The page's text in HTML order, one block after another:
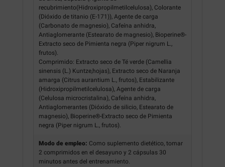
recubrimiento(Hidroxipropilmetilcelulosa), Colorante
(Dióxido de titanio (E-171)), Agente de carga
(Carbonato de magnesio), Cafeína anhidra,
Antiaglomerante (Estearato de magnesio), Bioperine®-
Extracto seco de Pimienta negra (Piper nigrum L.,
frutos).
Comprimido: Extracto seco de Té verde (Camellia
sinensis (L.) Kuntze,hojas), Extracto seco de Naranja
amarga (Citrus aurantium L., frutos), Estabilizante
(Hidroxipropilmetilcelulosa), Agente de carga
(Celulosa microcristalina), Cafeína anhidra,
Antiaglomerantes (Dióxido de silicio, Estearato de
magnesio), Bioperine®-Extracto seco de Pimienta
negra (Piper nigrum L., frutos).
Modo de empleo: Como suplemento dietético, tomar
2 comprimidos en el desayuno y 2 cápsulas 30
minutos antes del entrenamiento.